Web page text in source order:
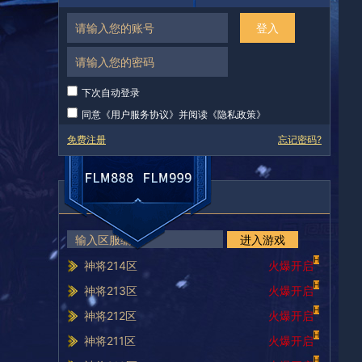
登入
下次自动登录
同意《用户服务协议》并阅读《隐私政策》
免费注册 忘记密码?
服务器列表
进入游戏
神将214区
火爆开启H
神将213区 火爆开启H
神将212区 火爆开启H
神将211区 火爆开启H
H